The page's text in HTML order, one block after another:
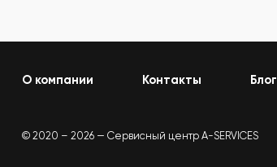
О компании Контакты Блог
© 2020 – 2026 — Сервисный центр A-SERVICES